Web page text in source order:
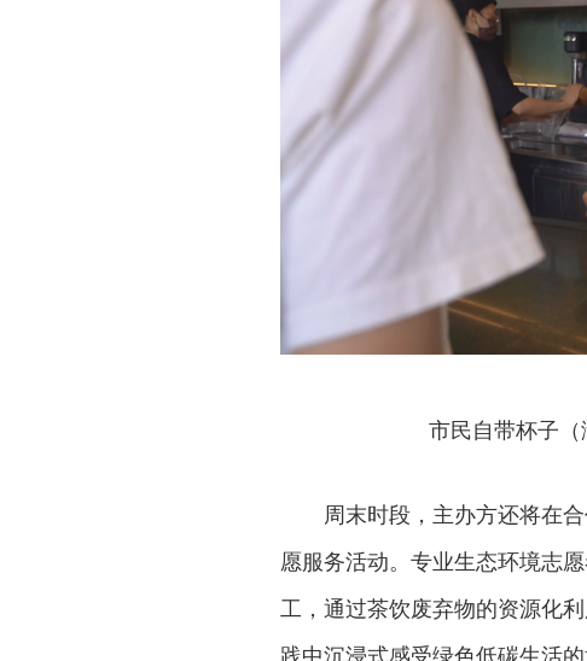
市民自带杯子（
周末时段，主办方还将在
愿服务活动。专业生态环境志
工，通过茶饮废弃物的资源化